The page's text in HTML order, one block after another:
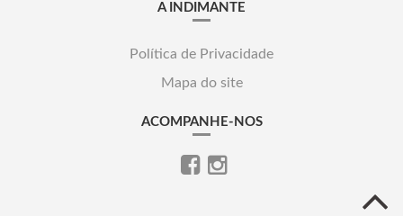
A INDIMANTE
Política de Privacidade
Mapa do site
ACOMPANHE-NOS